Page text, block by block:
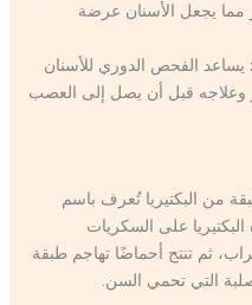
مما يجعل الأسنان عرضة
يساعد الفحص الدوري للأسنان
قبل أن يصل إلى العصب
من البكتيريا تُعرف باسم
على السكريات
ثم تنتج أحماضًا تهاجم طبقة
التي تحمي السن.